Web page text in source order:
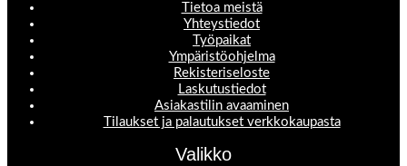
Tietoa meistä
Yhteystiedot
Työpaikat
Ympäristöohjelma
Rekisteriseloste
Laskutustiedot
Asiakastilin avaaminen
Tilaukset ja palautukset verkkokaupasta
Valikko